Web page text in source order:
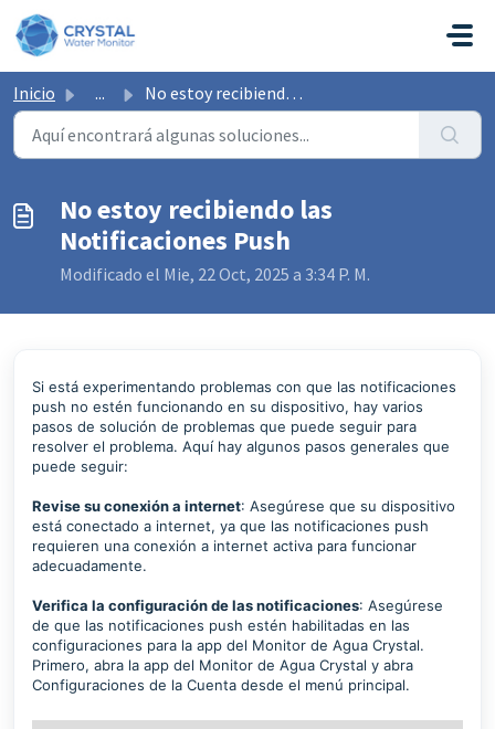
Saltar al contenido principal
Inicio ... No estoy recibiendo las Notificaciones Push
No estoy recibiendo las
Notificaciones Push
Modificado el Mie, 22 Oct, 2025 a 3:34 P. M.
Si está experimentando problemas con que las notificaciones
push no estén funcionando en su dispositivo, hay varios
pasos de solución de problemas que puede seguir para
resolver el problema. Aquí hay algunos pasos generales que
puede seguir:
Revise su conexión a internet: Asegúrese que su dispositivo
está conectado a internet, ya que las notificaciones push
requieren una conexión a internet activa para funcionar
adecuadamente.
Verifica la configuración de las notificaciones: Asegúrese
de que las notificaciones push estén habilitadas en las
configuraciones para la app del Monitor de Agua Crystal.
Primero, abra la app del Monitor de Agua Crystal y abra
Configuraciones de la Cuenta desde el menú principal.